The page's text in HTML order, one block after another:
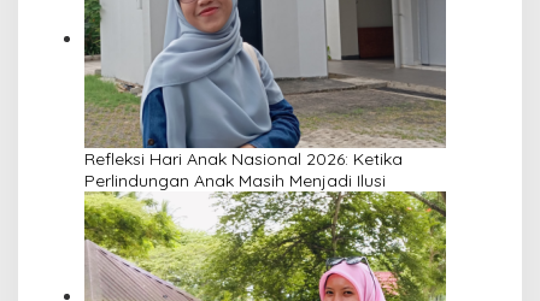
Refleksi Hari Anak Nasional 2026: Ketika
Perlindungan Anak Masih Menjadi Ilusi